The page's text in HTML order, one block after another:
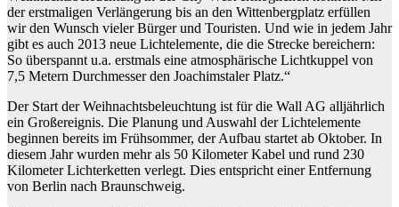
der erstmaligen Verlängerung bis an den Wittenbergplatz erfüllen
wir den Wunsch vieler Bürger und Touristen. Und wie in jedem Jahr
gibt es auch 2013 neue Lichtelemente, die die Strecke bereichern:
So überspannt u.a. erstmals eine atmosphärische Lichtkuppel von
7,5 Metern Durchmesser den Joachimstaler Platz.“
Der Start der Weihnachtsbeleuchtung ist für die Wall AG alljährlich
ein Großereignis. Die Planung und Auswahl der Lichtelemente
beginnen bereits im Frühsommer, der Aufbau startet ab Oktober. In
diesem Jahr wurden mehr als 50 Kilometer Kabel und rund 230
Kilometer Lichterketten verlegt. Dies entspricht einer Entfernung
von Berlin nach Braunschweig.